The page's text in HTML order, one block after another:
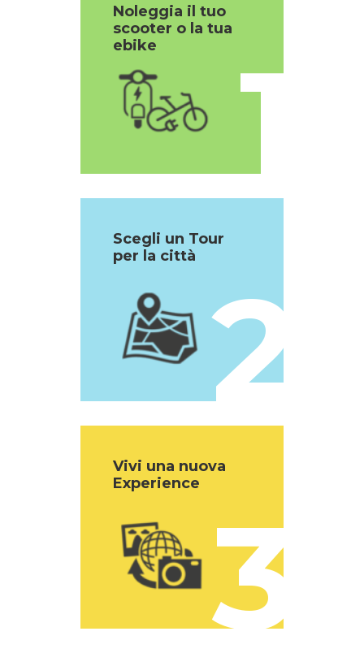
1
Noleggia il tuo
scooter o la tua
ebike
2
Scegli un Tour
per la città
3
Vivi una nuova
Experience